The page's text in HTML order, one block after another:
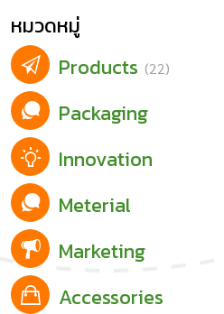
หมวดหมู่
Products (22)
Packaging
Innovation
Meterial
Marketing
Accessories